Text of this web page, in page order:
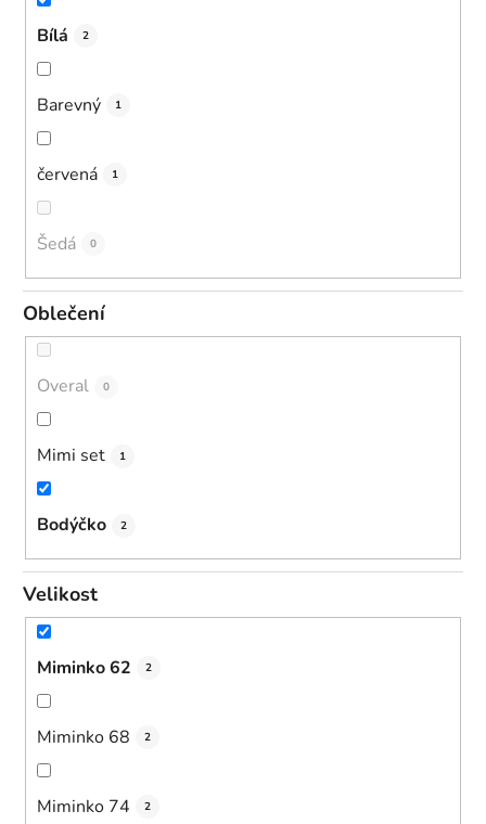
Bílá 2
Barevný 1
červená 1
Šedá 0
Oblečení
Overal 0
Mimi set 1
Bodýčko 2
Velikost
Miminko 62 2
Miminko 68 2
Miminko 74 2